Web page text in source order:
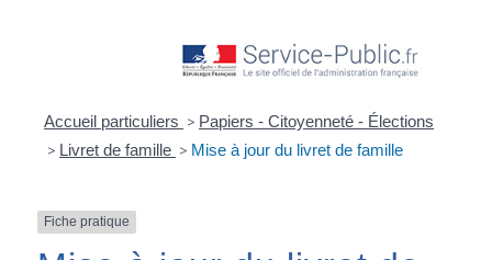
Accueil particuliers > Papiers - Citoyenneté - Élections
> Livret de famille > Mise à jour du livret de famille
Fiche pratique